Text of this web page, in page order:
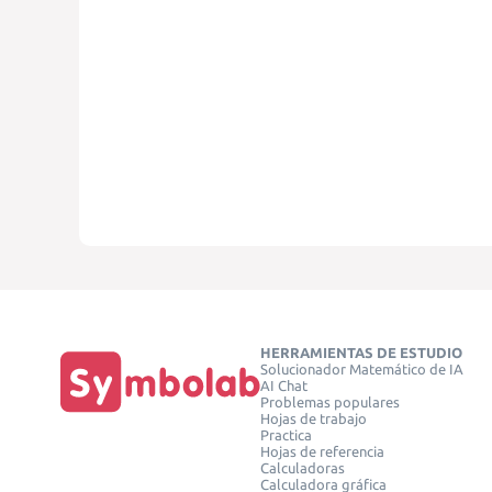
HERRAMIENTAS DE ESTUDIO
Solucionador Matemático de IA
AI Chat
Problemas populares
Hojas de trabajo
Practica
Hojas de referencia
Calculadoras
Calculadora gráfica